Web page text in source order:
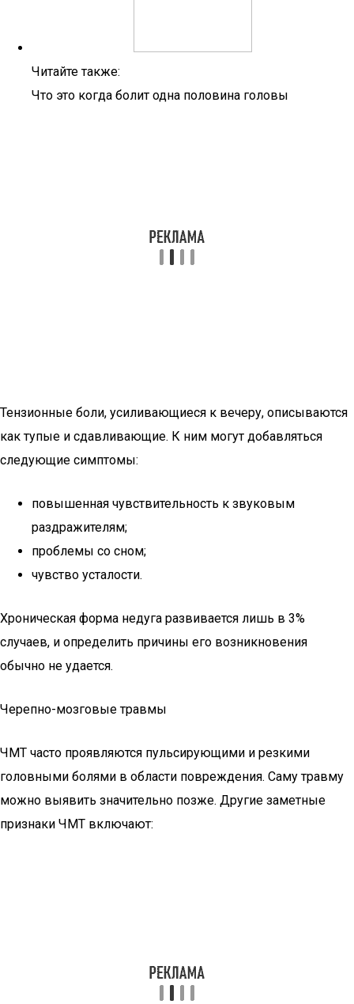
Читайте также:
Что это когда болит одна половина головы
Тензионные боли, усиливающиеся к вечеру, описываются
как тупые и сдавливающие. К ним могут добавляться
следующие симптомы:
повышенная чувствительность к звуковым
раздражителям;
проблемы со сном;
чувство усталости.
Хроническая форма недуга развивается лишь в 3%
случаев, и определить причины его возникновения
обычно не удается.
Черепно-мозговые травмы
ЧМТ часто проявляются пульсирующими и резкими
головными болями в области повреждения. Саму травму
можно выявить значительно позже. Другие заметные
признаки ЧМТ включают: